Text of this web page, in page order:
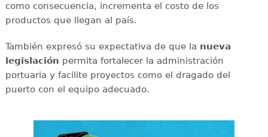
como consecuencia, incrementa el costo de los
productos que llegan al país.
También expresó su expectativa de que la nueva
legislación permita fortalecer la administración
portuaria y facilite proyectos como el dragado del
puerto con el equipo adecuado.